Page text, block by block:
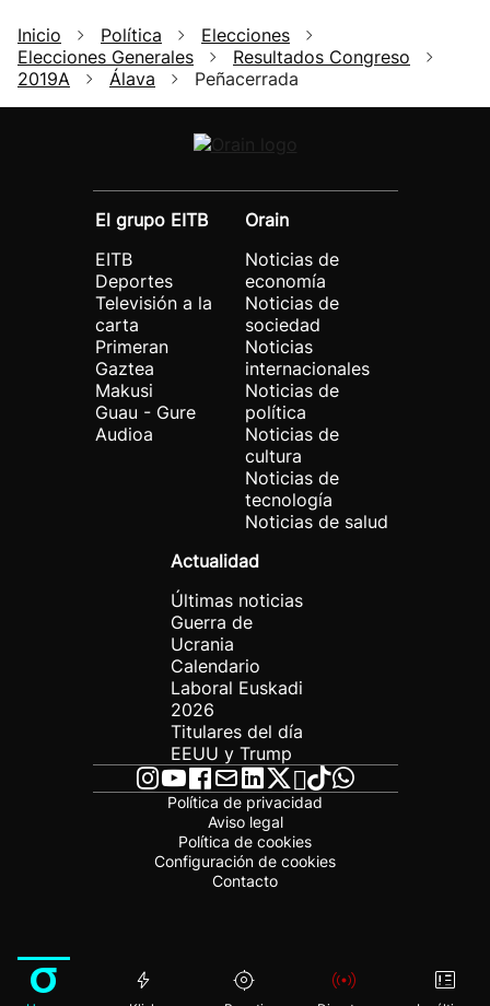
Inicio Política
Elecciones
Elecciones Generales
Resultados Congreso
2019A
Álava Peñacerrada
El grupo EITB
EITB
Deportes
Televisión a la
carta
Primeran
Gaztea
Makusi
Guau - Gure
Audioa
Orain
Noticias de
economía
Noticias de
sociedad
Noticias
internacionales
Noticias de
política
Noticias de
cultura
Noticias de
tecnología
Noticias de salud
Actualidad
Últimas noticias
Guerra de
Ucrania
Calendario
Laboral Euskadi
2026
Titulares del día
EEUU y Trump
Política de privacidad
Aviso legal
Política de cookies
Configuración de cookies
Contacto